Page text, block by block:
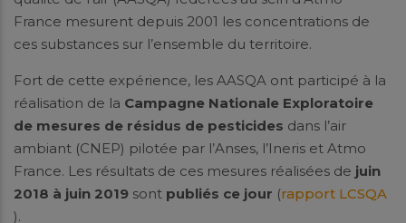
France mesurent depuis 2001 les concentrations de
ces substances sur l’ensemble du territoire.
Fort de cette expérience, les AASQA ont participé à la
réalisation de la Campagne Nationale Exploratoire
de mesures de résidus de pesticides dans l’air
ambiant (CNEP) pilotée par l’Anses, l’Ineris et Atmo
France. Les résultats de ces mesures réalisées de juin
2018 à juin 2019 sont publiés ce jour (rapport LCSQA
).